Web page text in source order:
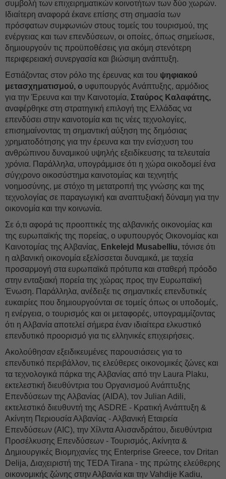
συμβολή των επιχειρηματικών κοινοτήτων των δύο χωρών.
Ιδιαίτερη αναφορά έκανε επίσης στη σημασία των
πρόσφατων συμφωνιών στους τομείς του τουρισμού, της
ενέργειας και των επενδύσεων, οι οποίες, όπως σημείωσε,
δημιουργούν τις προϋποθέσεις για ακόμη στενότερη
περιφερειακή συνεργασία και βιώσιμη ανάπτυξη.
Εστιάζοντας στον ρόλο της έρευνας και του ψηφιακού
μετασχηματισμού, ο υφυπουργός Ανάπτυξης, αρμόδιος
για την Έρευνα και την Καινοτομία, Σταύρος Καλαφάτης,
αναφέρθηκε στη στρατηγική επιλογή της Ελλάδας να
επενδύσει στην καινοτομία και τις νέες τεχνολογίες,
επισημαίνοντας τη σημαντική αύξηση της δημόσιας
χρηματοδότησης για την έρευνα και την ενίσχυση του
ανθρώπινου δυναμικού υψηλής εξειδίκευσης τα τελευταία
χρόνια. Παράλληλα, υπογράμμισε ότι η χώρα οικοδομεί ένα
σύγχρονο οικοσύστημα καινοτομίας και τεχνητής
νοημοσύνης, με στόχο τη μετατροπή της γνώσης και της
τεχνολογίας σε παραγωγική και αναπτυξιακή δύναμη για την
οικονομία και την κοινωνία.
Σε ό,τι αφορά τις προοπτικές της αλβανικής οικονομίας και
της ευρωπαϊκής της πορείας, ο υφυπουργός Οικονομίας και
Καινοτομίας της Αλβανίας, Enkelejd Musabelliu, τόνισε ότι
η αλβανική οικονομία εξελίσσεται δυναμικά, με ταχεία
προσαρμογή στα ευρωπαϊκά πρότυπα και σταθερή πρόοδο
στην ενταξιακή πορεία της χώρας προς την Ευρωπαϊκή
Ένωση. Παράλληλα, ανέδειξε τις σημαντικές επενδυτικές
ευκαιρίες που δημιουργούνται σε τομείς όπως οι υποδομές,
η ενέργεια, ο τουρισμός και οι μεταφορές, υπογραμμίζοντας
ότι η Αλβανία αποτελεί σήμερα έναν ιδιαίτερα ελκυστικό
επενδυτικό προορισμό για τις ελληνικές επιχειρήσεις.
Ακολούθησαν εξειδικευμένες παρουσιάσεις για το
επενδυτικό περιβάλλον, τις ελεύθερες οικονομικές ζώνες και
τα τεχνολογικά πάρκα της Αλβανίας από την Laura Plaku,
εκτελεστική διευθύντρια του Οργανισμού Ανάπτυξης
Επενδύσεων της Αλβανίας (AIDA), τον Julian Adili,
εκτελεστικό διευθυντή της ASDRE - Κρατική Ανάπτυξη &
Ακίνητη Περιουσία Αλβανίας - Αλβανική Εταιρεία
Επενδύσεων (AIC), την Χίλντα Αλισανδράτου, διευθύντρια
Προσέλκυσης Επενδύσεων - Τουρισμός, Ακίνητα &
Δημιουργικές Βιομηχανίες της Enterprise Greece, τον Dritan
Delija, Διαχειριστή της TEDA Tirana - της πρώτης ελεύθερης
οικονομικής ζώνης στην Αλβανία και την Vahdije Kadiu,